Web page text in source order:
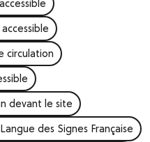
circulation
devant le site
des Signes Française